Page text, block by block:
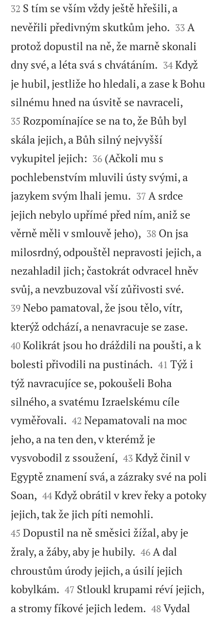
32 S tím se vším vždy ještě hřešili, a
nevěřili předivným skutkům jeho. 

33 A
protož dopustil na ně, že marně skonali
dny své, a léta svá s chvátáním. 

34 Když
je hubil, jestliže ho hledali, a zase k Bohu
silnému hned na úsvitě se navraceli,
35 Rozpomínajíce se na to, že Bůh byl
skála jejich, a Bůh silný nejvyšší
vykupitel jejich: 

36 (Ačkoli mu s
pochlebenstvím mluvili ústy svými, a
jazykem svým lhali jemu. 

37 A srdce
jejich nebylo upřímé před ním, aniž se
věrně měli v smlouvě jeho), 

38 On jsa
milosrdný, odpouštěl nepravosti jejich, a
nezahladil jich; častokrát odvracel hněv
svůj, a nevzbuzoval vší zůřivosti své.
39 Nebo pamatoval, že jsou tělo, vítr,
kterýž odchází, a nenavracuje se zase.
40 Kolikrát jsou ho dráždili na poušti, a k
bolesti přivodili na pustinách. 

41 Týž i
týž navracujíce se, pokoušeli Boha
silného, a svatému Izraelskému cíle
vyměřovali. 

42 Nepamatovali na moc
jeho, a na ten den, v kterémž je
vysvobodil z ssoužení, 

43 Když činil v
Egyptě znamení svá, a zázraky své na poli
Soan, 

44 Když obrátil v krev řeky a potoky
jejich, tak že jich píti nemohli.
45 Dopustil na ně směsici žížal, aby je
žraly, a žáby, aby je hubily. 

46 A dal
chroustům úrody jejich, a úsilí jejich
kobylkám. 

47 Stloukl krupami réví jejich,
a stromy fíkové jejich ledem. 

48 Vydal